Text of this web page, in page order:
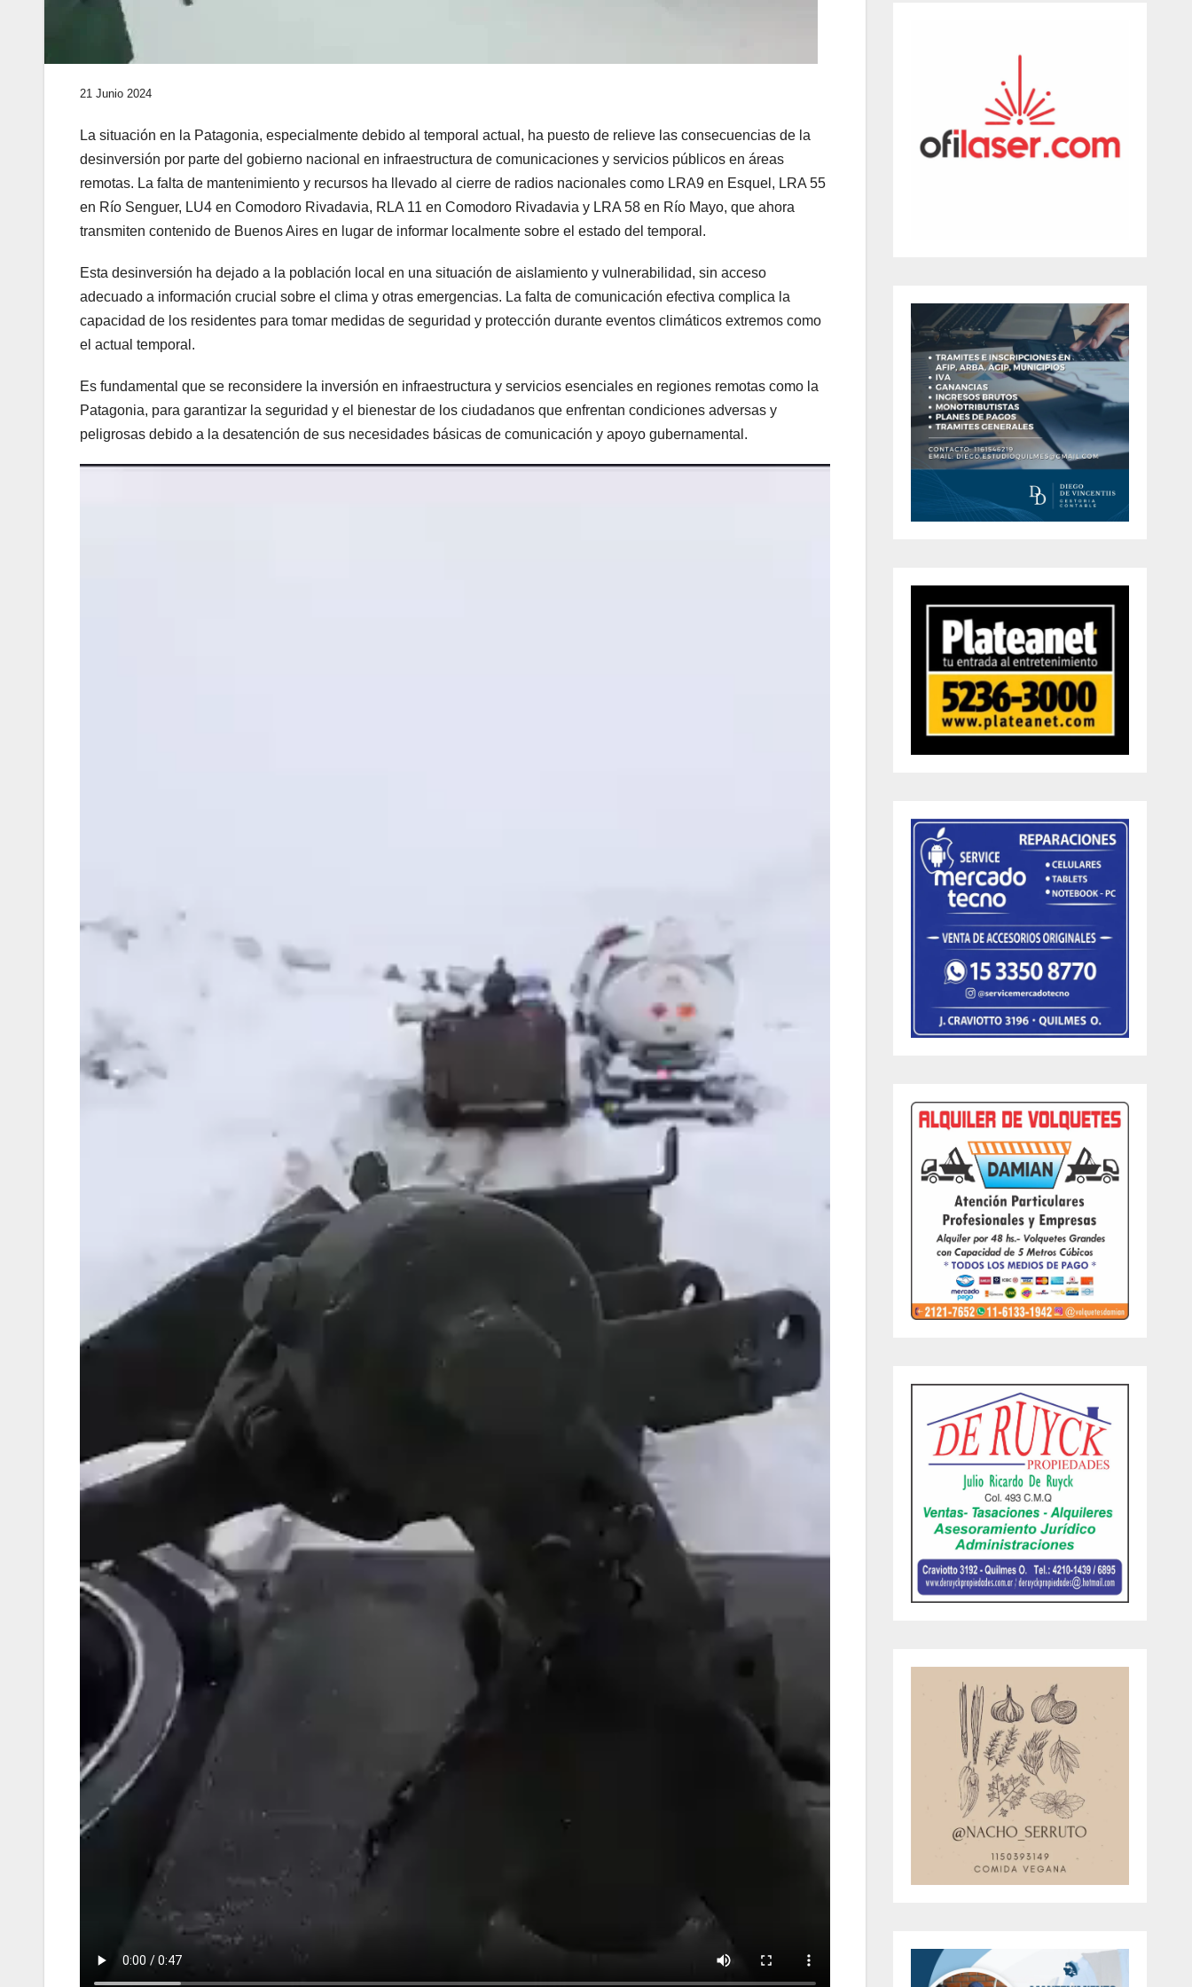
21 Junio 2024
La situación en la Patagonia, especialmente debido al temporal actual, ha puesto de relieve las consecuencias de la
desinversión por parte del gobierno nacional en infraestructura de comunicaciones y servicios públicos en áreas
remotas. La falta de mantenimiento y recursos ha llevado al cierre de radios nacionales como LRA9 en Esquel, LRA 55
en Río Senguer, LU4 en Comodoro Rivadavia, RLA 11 en Comodoro Rivadavia y LRA 58 en Río Mayo, que ahora
transmiten contenido de Buenos Aires en lugar de informar localmente sobre el estado del temporal.
Esta desinversión ha dejado a la población local en una situación de aislamiento y vulnerabilidad, sin acceso
adecuado a información crucial sobre el clima y otras emergencias. La falta de comunicación efectiva complica la
capacidad de los residentes para tomar medidas de seguridad y protección durante eventos climáticos extremos como
el actual temporal.
Es fundamental que se reconsidere la inversión en infraestructura y servicios esenciales en regiones remotas como la
Patagonia, para garantizar la seguridad y el bienestar de los ciudadanos que enfrentan condiciones adversas y
peligrosas debido a la desatención de sus necesidades básicas de comunicación y apoyo gubernamental.